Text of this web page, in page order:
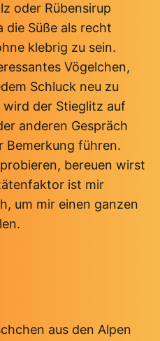
oder Rübensirup
die Süße als recht
klebrig zu sein.
Vögelchen,
Schluck neu zu
der Stieglitz auf
anderen Gespräch
Bemerkung führen.
bereuen wirst
ist mir
um mir einen ganzen
aus den Alpen